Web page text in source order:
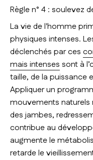
Règle n° 4 : soulevez
La vie de l'homme
physiques intenses.
déclenchés par ces
mais intenses sont à
taille, de la puissance
Appliquer un
mouvements
des jambes,
contribue au
augmente le
retarde le